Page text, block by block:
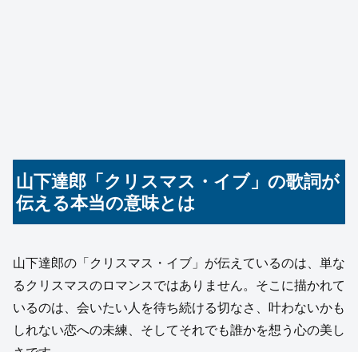
山下達郎「クリスマス・イブ」の歌詞が
伝える本当の意味とは
山下達郎の「クリスマス・イブ」が伝えているのは、単な
るクリスマスのロマンスではありません。そこに描かれて
いるのは、会いたい人を待ち続ける切なさ、叶わないかも
しれない恋への未練、そしてそれでも誰かを想う心の美し